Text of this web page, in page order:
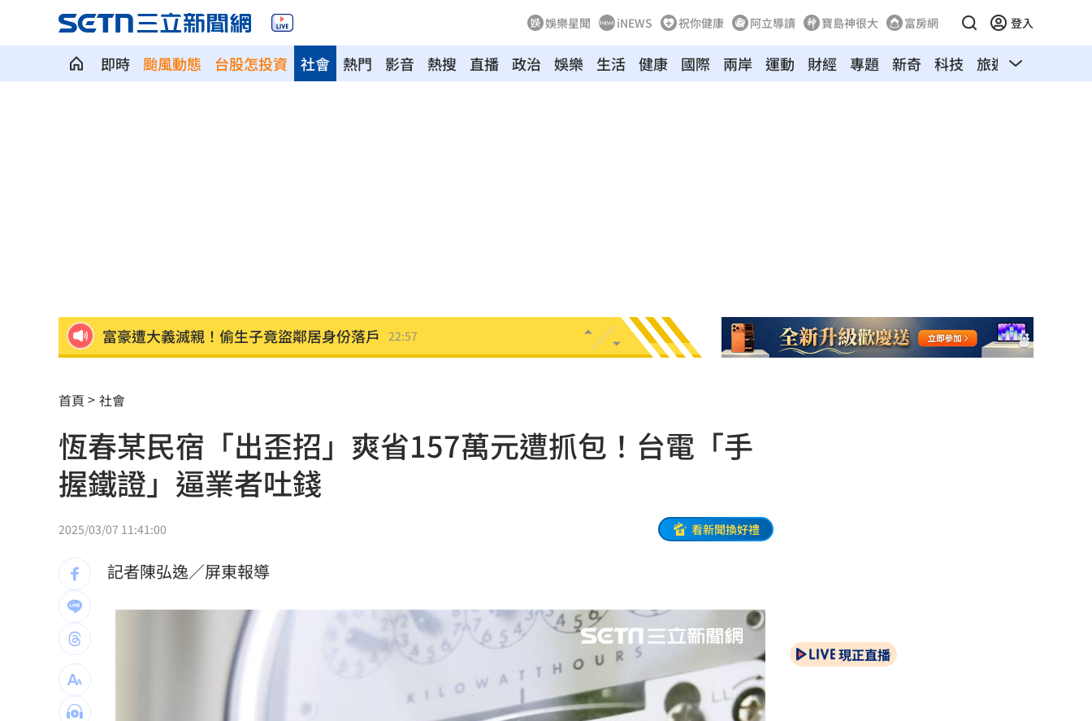
娛樂星聞 iNEWS 祝你健康 阿立導讀 寶島神很大 富房網 登入
即時 颱風動態 台股怎投資 熱門 影音 熱搜 直播 政治
社會 娛樂 生活 健康 國際 兩岸 運動 財經 專題 新奇 科技 旅遊 汽車
富豪遭大義滅親！偷生子竟盜鄰居身份落戶 22:57
圖書館借書作者賺什麼？菜販作家：有錢領
日神級甜點快閃台北！連5天「買一送一」 22:53
逾21萬員工受惠！美銀年砸78億補助瘦瘦針
屏東綠鬣蜥已抓9萬隻 最強獵人領98萬元
媽媽急過頭！瞞女兒投履歷還安...
BNT詐慈濟10億 醫嘆：還給陳時中清白 22:41
狂打雙殺超嘔 陳傑憲換策略一揮變2分砲
洋妞穿透視裝逛越南古蹟！導覽員不忍了
首頁 社會
恆春某民宿「出歪招」爽省157萬元遭抓包！台電「手
握鐵證」逼業者吐錢
2025/03/07 11:41:00 看新聞換好禮
記者陳弘逸／屏東報導
現正直播